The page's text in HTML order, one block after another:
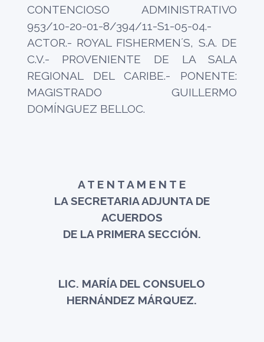
CONTENCIOSO ADMINISTRATIVO
953/10-20-01-8/394/11-S1-05-04.-
ACTOR.- ROYAL FISHERMEN´S, S.A. DE
C.V.- PROVENIENTE DE LA SALA
REGIONAL DEL CARIBE.- PONENTE:
MAGISTRADO GUILLERMO
DOMÍNGUEZ BELLOC.
A T E N T A M E N T E
LA SECRETARIA ADJUNTA DE
ACUERDOS
DE LA PRIMERA SECCIÓN.
LIC. MARÍA DEL CONSUELO
HERNÁNDEZ MÁRQUEZ.